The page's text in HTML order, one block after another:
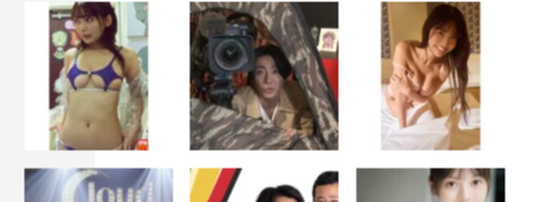
草彅：僕は、やすちゃんとともちゃんをね…なんて言うの
かな、いろいろ暴きたいよね、2人のことを。
やすとも：（爆笑）。
草彅：正直、最初は僕がやすともを知らなかったからね。
だけど2年もすると徐々に周りの話も聞くようになるじゃ